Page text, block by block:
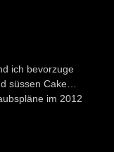
ich bevorzuge
süssen Cake…
im 2012